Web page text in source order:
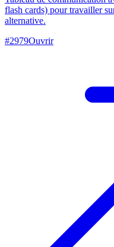
flash cards) pour travailler
alternative.
#2979Ouvrir